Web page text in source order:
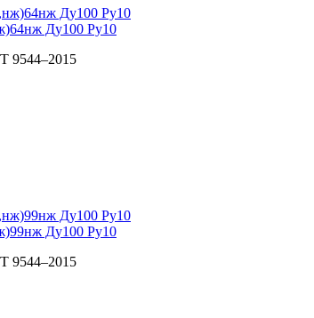
Ду100 Ру10
9544–2015
Ду100 Ру10
9544–2015